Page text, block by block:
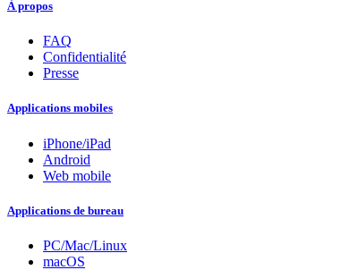
À propos
FAQ
Confidentialité
Presse
Applications mobiles
iPhone/iPad
Android
Web mobile
Applications de bureau
PC/Mac/Linux
macOS